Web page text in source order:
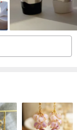
性問題（如器物破
繫客服並提供照片，
我們將出貨時間設置
，如有延遲將主動與